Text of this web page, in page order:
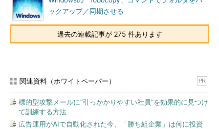
ックアップ／同期させる
過去の連載記事が 275 件あります
関連資料（ホワイトペーパー） PR
標的型攻撃メールに“引っかかりやすい社員”を効果的に見つけ
て訓練する方法
広告運用がAIで自動化された今、「勝ち組企業」は何に投資